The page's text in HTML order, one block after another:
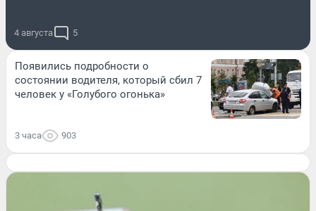
4 августа 5
Появились подробности о
состоянии водителя, который сбил 7
человек у «Голубого огонька»
3 часа 903